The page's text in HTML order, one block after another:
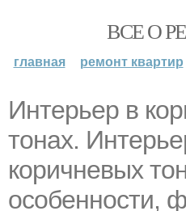
ВСЕ О
главная ремонт квартир
Интерьер в
тонах.
коричневых
особенности,